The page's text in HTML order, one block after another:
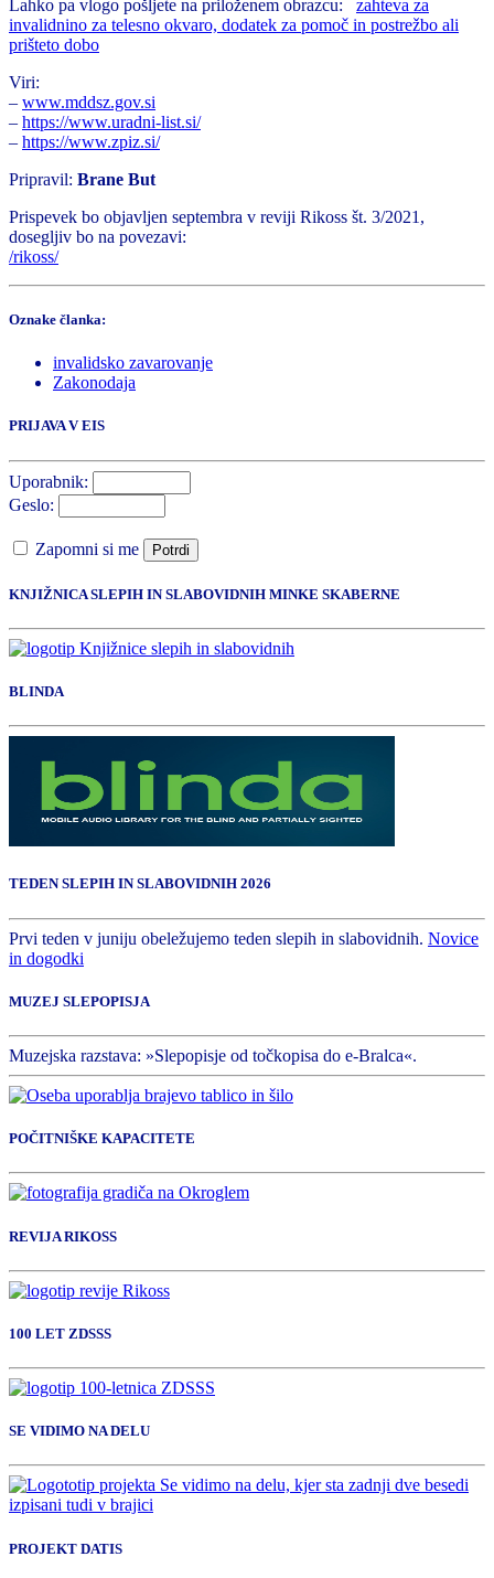
Lahko pa vlogo pošljete na priloženem obrazcu: zahteva za
invalidnino za telesno okvaro, dodatek za pomoč in postrežbo ali
prišteto dobo
Viri:
– www.mddsz.gov.si
– https://www.uradni-list.si/
– https://www.zpiz.si/
Pripravil: Brane But
Prispevek bo objavljen septembra v reviji Rikoss št. 3/2021,
dosegljiv bo na povezavi:
/rikoss/
Oznake članka:
invalidsko zavarovanje
Zakonodaja
PRIJAVA V EIS
Uporabnik:
Geslo:
Zapomni si me Potrdi
KNJIŽNICA SLEPIH IN SLABOVIDNIH MINKE SKABERNE
BLINDA
TEDEN SLEPIH IN SLABOVIDNIH 2026
Prvi teden v juniju obeležujemo teden slepih in slabovidnih. Novice
in dogodki
MUZEJ SLEPOPISJA
Muzejska razstava: »Slepopisje od točkopisa do e-Bralca«.
POČITNIŠKE KAPACITETE
REVIJA RIKOSS
100 LET ZDSSS
SE VIDIMO NA DELU
PROJEKT DATIS